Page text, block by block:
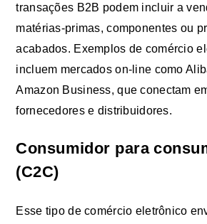
transações B2B podem incluir a
matérias-primas, componentes ou
acabados. Exemplos de comércio
incluem mercados on-line como
Amazon Business, que conectam
fornecedores e distribuidores.
Consumidor para
(C2C)
Esse tipo de comércio eletrônico